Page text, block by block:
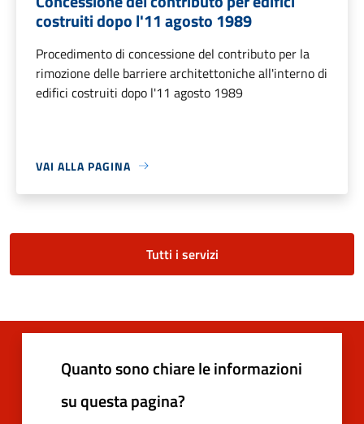
costruiti dopo l'11 agosto 1989
Procedimento di concessione del contributo per la
rimozione delle barriere architettoniche all'interno di
edifici costruiti dopo l'11 agosto 1989
VAI ALLA PAGINA
Tutti i servizi
Quanto sono chiare le informazioni
su questa pagina?